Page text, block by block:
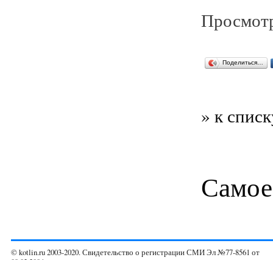
Поделиться…
» к
© kotlin.ru 2003-2020. Свидетельство о регистрации СМИ Эл №77-8561 от